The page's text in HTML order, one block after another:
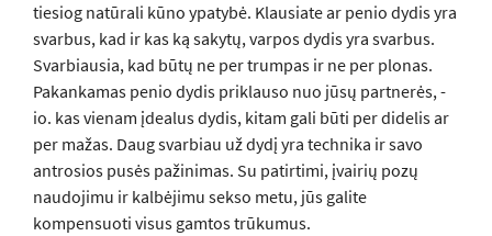
tiesiog natūrali kūno ypatybė. Klausiate ar penio dydis yra
svarbus, kad ir kas ką sakytų, varpos dydis yra svarbus.
Svarbiausia, kad būtų ne per trumpas ir ne per plonas.
Pakankamas penio dydis priklauso nuo jūsų partnerės, -
io. kas vienam įdealus dydis, kitam gali būti per didelis ar
per mažas. Daug svarbiau už dydį yra technika ir savo
antrosios pusės pažinimas. Su patirtimi, įvairių pozų
naudojimu ir kalbėjimu sekso metu, jūs galite
kompensuoti visus gamtos trūkumus.